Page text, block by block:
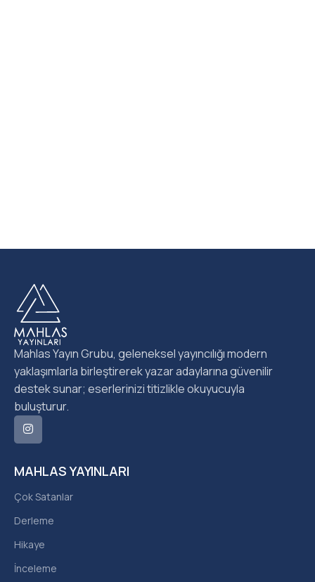
MAHLAS YAYINLARI
Çok Satanlar
Derleme
Hikaye
İnceleme
Mahlas Yayın Grubu, geleneksel yayıncılığı modern
yaklaşımlarla birleştirerek yazar adaylarına güvenilir
destek sunar; eserlerinizi titizlikle okuyucuyla
buluşturur.